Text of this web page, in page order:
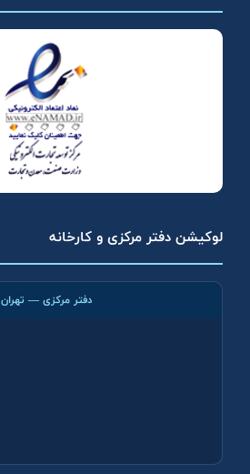
لوکیشن دفتر مرکزی و کارخانه
دفتر مرکزی — تهران